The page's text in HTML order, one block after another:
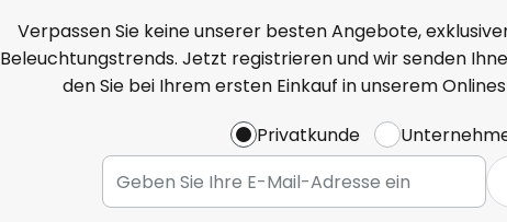
Verpassen Sie keine unserer besten Angebote,
Beleuchtungstrends. Jetzt registrieren und wir senden
den Sie bei Ihrem ersten Einkauf in unserem
Privatkunde